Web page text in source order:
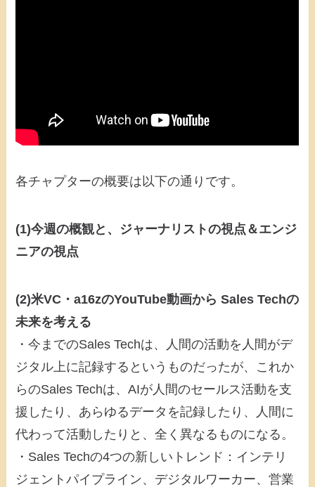
各チャプターの概要は以下の通りです。
(1)今週の概観と、ジャーナリストの視点＆エンジ
ニアの視点
(2)米VC・a16zのYouTube動画から Sales Techの
未来を考える
・今までのSales Techは、人間の活動を人間がデ
ジタル上に記録するというものだったが、これか
らのSales Techは、AIが人間のセールス活動を支
援したり、あらゆるデータを記録したり、人間に
代わって活動したりと、全く異なるものになる。
・Sales Techの4つの新しいトレンド：インテリ
ジェントパイプライン、デジタルワーカー、営業